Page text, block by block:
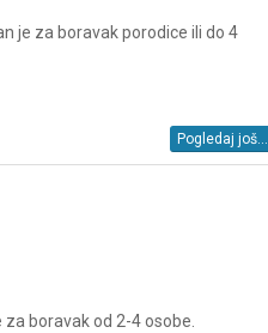
je za boravak porodice ili do 4
Pogledaj još...
boravak od 2-4 osobe.